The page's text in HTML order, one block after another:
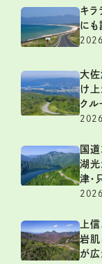
キラ
にも
大佐
け上
クル
国
湖光
津・
上
岩肌
が広